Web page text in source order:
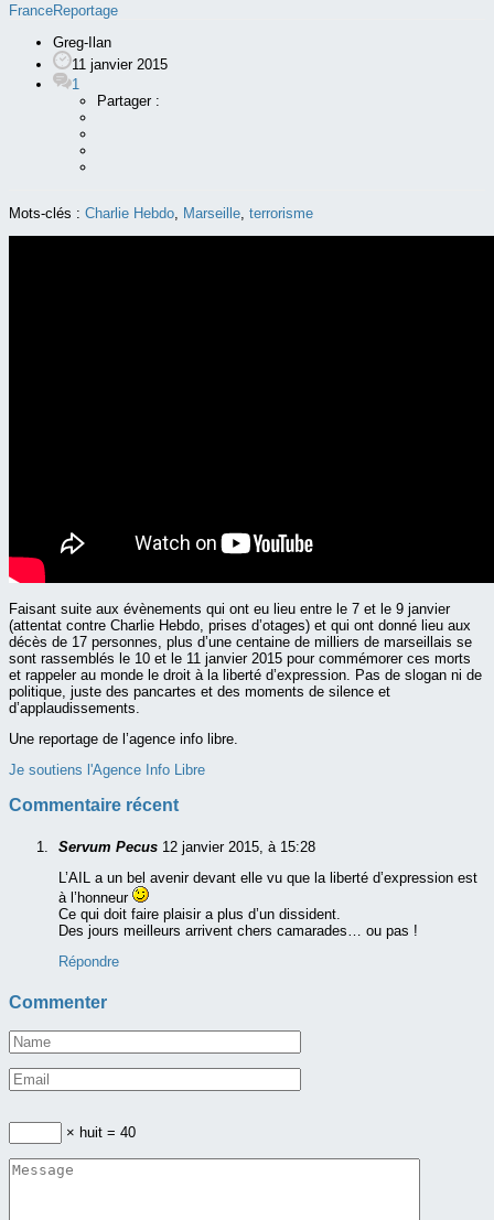
FranceReportage
Greg-Ilan
11 janvier 2015
1
Partager :
Mots-clés : Charlie Hebdo, Marseille, terrorisme
Faisant suite aux évènements qui ont eu lieu entre le 7 et le 9 janvier
(attentat contre Charlie Hebdo, prises d’otages) et qui ont donné lieu aux
décès de 17 personnes, plus d’une centaine de milliers de marseillais se
sont rassemblés le 10 et le 11 janvier 2015 pour commémorer ces morts
et rappeler au monde le droit à la liberté d’expression. Pas de slogan ni de
politique, juste des pancartes et des moments de silence et
d’applaudissements.
Une reportage de l’agence info libre.
Je soutiens l'Agence Info Libre
Commentaire récent
Servum Pecus 12 janvier 2015, à 15:28
L’AIL a un bel avenir devant elle vu que la liberté d’expression est
à l’honneur
Ce qui doit faire plaisir a plus d’un dissident.
Des jours meilleurs arrivent chers camarades… ou pas !
Répondre
Commenter
× huit = 40